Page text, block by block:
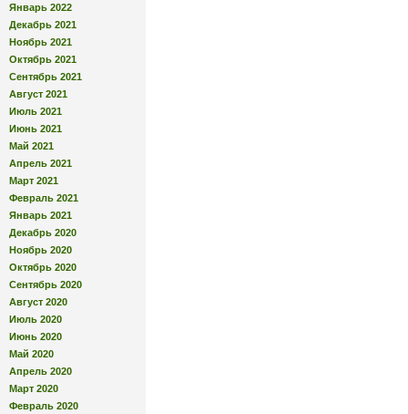
Январь 2022
Декабрь 2021
Ноябрь 2021
Октябрь 2021
Сентябрь 2021
Август 2021
Июль 2021
Июнь 2021
Май 2021
Апрель 2021
Март 2021
Февраль 2021
Январь 2021
Декабрь 2020
Ноябрь 2020
Октябрь 2020
Сентябрь 2020
Август 2020
Июль 2020
Июнь 2020
Май 2020
Апрель 2020
Март 2020
Февраль 2020